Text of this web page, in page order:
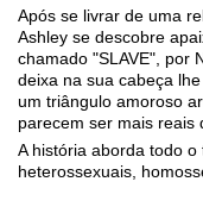
Após se livrar de uma
Ashley se descobre
chamado "SLAVE", por
deixa na sua cabeça
um triângulo amoroso
parecem ser mais reais
A história aborda todo
heterossexuais,